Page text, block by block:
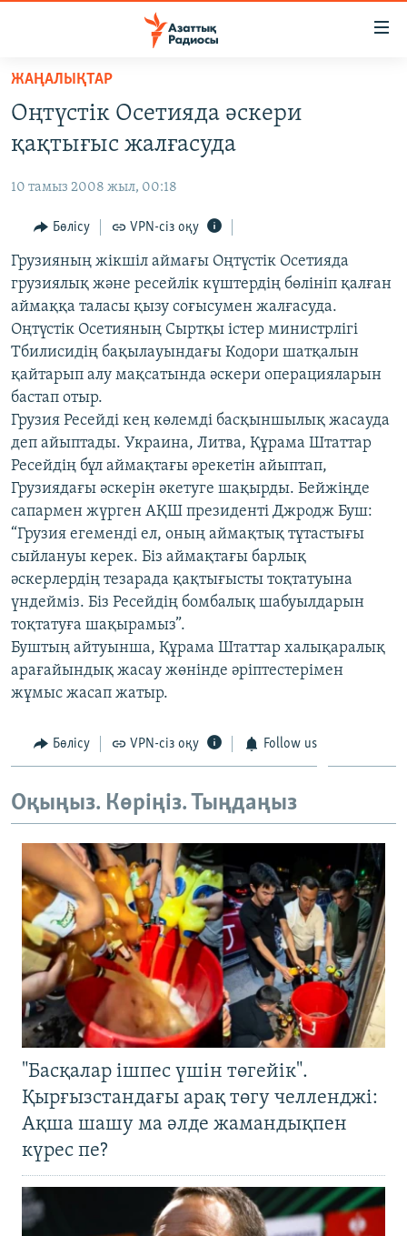
Skip
main
content
to
Navigation
Skip
to
Search
САЯСАТ
ҚАҢТАР ОҚИҒАСЫ
АДАМ ҚҰҚЫҚТАРЫ
ӘЛЕУМЕТ
ӘЛЕМ
АРНАЙЫ ЖОБАЛАР
Русский
ЖАЗЫЛЫҢЫЗ
Басқа тілдерде
ЖАҢАЛЫҚТАР
Оңтүстік Осетияда әскери
қақтығыс жалғасуда
10 тамыз 2008 жыл, 00:18
Бөлісу VPN-сіз оқу
Грузияның жікшіл аймағы Оңтүстік Осетияда
грузиялық және ресейлік күштердің бөлініп қалған
аймаққа таласы қызу соғысумен жалғасуда.
Оңтүстік Осетияның Сыртқы істер министрлігі
Тбилисидің бақылауындағы Кодори шатқалын
қайтарып алу мақсатында әскери операцияларын
бастап отыр.
Грузия Ресейді кең көлемді басқыншылық жасауда
деп айыптады. Украина, Литва, Құрама Штаттар
Ресейдің бұл аймақтағы әрекетін айыптап,
Грузиядағы әскерін әкетуге шақырды. Бейжіңде
сапармен жүрген АҚШ президенті Джродж Буш:
“Грузия егеменді ел, оның аймақтық тұтастығы
сыйлануы керек. Біз аймақтағы барлық
әскерлердің тезарада қақтығысты тоқтатуына
үндейміз. Біз Ресейдің бомбалық шабуылдарын
тоқтатуға шақырамыз”.
Буштың айтуынша, Құрама Штаттар халықаралық
арағайындық жасау жөнінде әріптестерімен
жұмыс жасап жатыр.
Бөлісу VPN-сіз оқу Follow us
Оқыңыз. Көріңіз. Тыңдаңыз
"Басқалар ішпес үшін төгейік".
Қырғызстандағы арақ төгу челленджі:
Ақша шашу ма әлде жамандықпен
күрес пе?